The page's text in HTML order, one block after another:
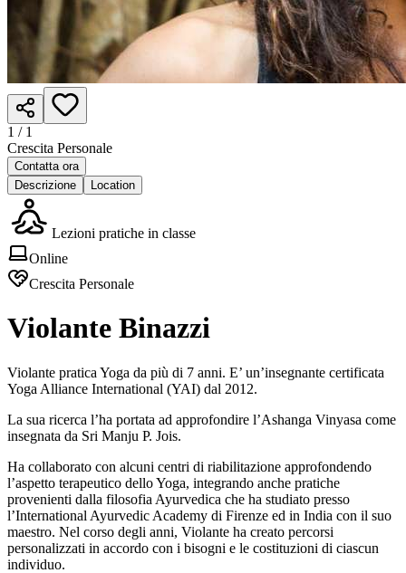
1 / 1
Crescita Personale
Contatta ora
Descrizione
Location
Lezioni pratiche in classe
Online
Crescita Personale
Violante Binazzi
Violante pratica Yoga da più di 7 anni. E’ un’insegnante certificata
Yoga Alliance International (YAI) dal 2012.
La sua ricerca l’ha portata ad approfondire l’Ashanga Vinyasa come
insegnata da Sri Manju P. Jois.
Ha collaborato con alcuni centri di riabilitazione approfondendo
l’aspetto terapeutico dello Yoga, integrando anche pratiche
provenienti dalla filosofia Ayurvedica che ha studiato presso
l’International Ayurvedic Academy di Firenze ed in India con il suo
maestro. Nel corso degli anni, Violante ha creato percorsi
personalizzati in accordo con i bisogni e le costituzioni di ciascun
individuo.